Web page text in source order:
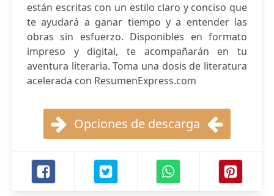
están escritas con un estilo claro y conciso que
te ayudará a ganar tiempo y a entender las
obras sin esfuerzo. Disponibles en formato
impreso y digital, te acompañarán en tu
aventura literaria. Toma una dosis de literatura
acelerada con ResumenExpress.com
Opciones de descarga